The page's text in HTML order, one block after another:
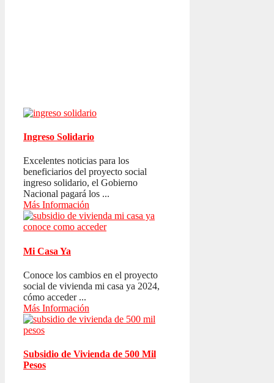
Ingreso Solidario
Excelentes noticias para los
beneficiarios del proyecto social
ingreso solidario, el Gobierno
Nacional pagará los ...
Más Información
Mi Casa Ya
Conoce los cambios en el proyecto
social de vivienda mi casa ya 2024,
cómo acceder ...
Más Información
Subsidio de Vivienda de 500 Mil
Pesos